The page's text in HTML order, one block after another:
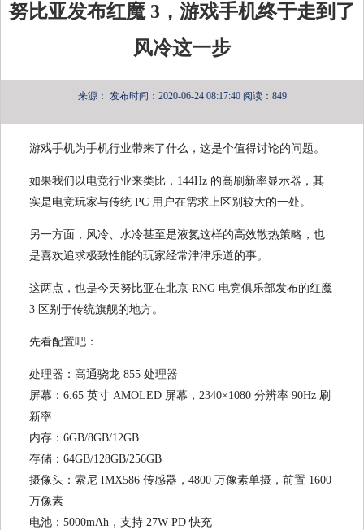
努比亚发布红魔 3，游戏手机终于走到了
风冷这一步
来源： 发布时间：2020-06-24 08:17:40 阅读：849
游戏手机为手机行业带来了什么，这是个值得讨论的问题。
如果我们以电竞行业来类比，144Hz 的高刷新率显示器，其
实是电竞玩家与传统 PC 用户在需求上区别较大的一处。
另一方面，风冷、水冷甚至是液氮这样的高效散热策略，也
是喜欢追求极致性能的玩家经常津津乐道的事。
这两点，也是今天努比亚在北京 RNG 电竞俱乐部发布的红魔
3 区别于传统旗舰的地方。
先看配置吧：
处理器：高通骁龙 855 处理器
屏幕：6.65 英寸 AMOLED 屏幕，2340×1080 分辨率 90Hz 刷
新率
内存：6GB/8GB/12GB
存储：64GB/128GB/256GB
摄像头：索尼 IMX586 传感器，4800 万像素单摄，前置 1600
万像素
电池：5000mAh，支持 27W PD 快充